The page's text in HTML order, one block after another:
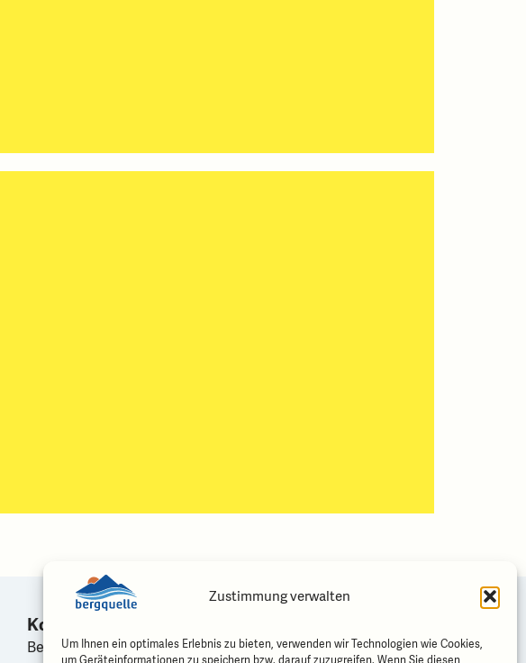
Zustimmung verwalten
Um Ihnen ein optimales Erlebnis zu bieten, verwenden wir Technologien wie Cookies,
Kontakt
Bergquelle